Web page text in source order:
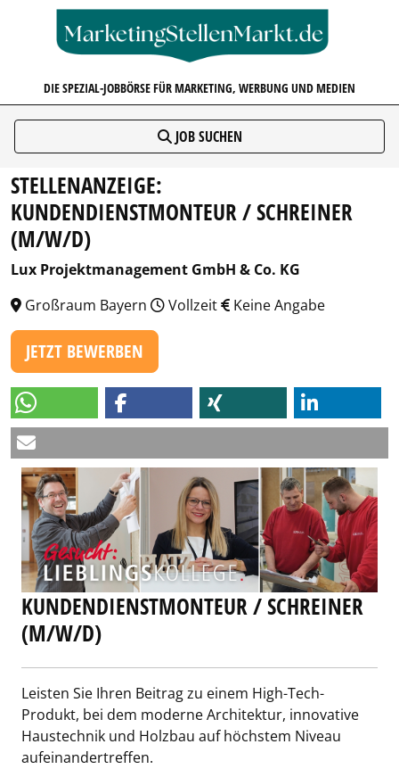
DIE SPEZIAL-JOBBÖRSE FÜR MARKETING, WERBUNG UND MEDIEN
JOB SUCHEN
STELLENANZEIGE:
KUNDENDIENSTMONTEUR / SCHREINER
(M/W/D)
Lux Projektmanagement GmbH & Co. KG
Großraum Bayern
Vollzeit Keine Angabe
JETZT BEWERBEN
KUNDENDIENSTMONTEUR / SCHREINER
(M/W/D)
Leisten Sie Ihren Beitrag zu einem High-Tech-
Produkt, bei dem moderne Architektur, innovative
Haustechnik und Holzbau auf höchstem Niveau
aufeinandertreffen.